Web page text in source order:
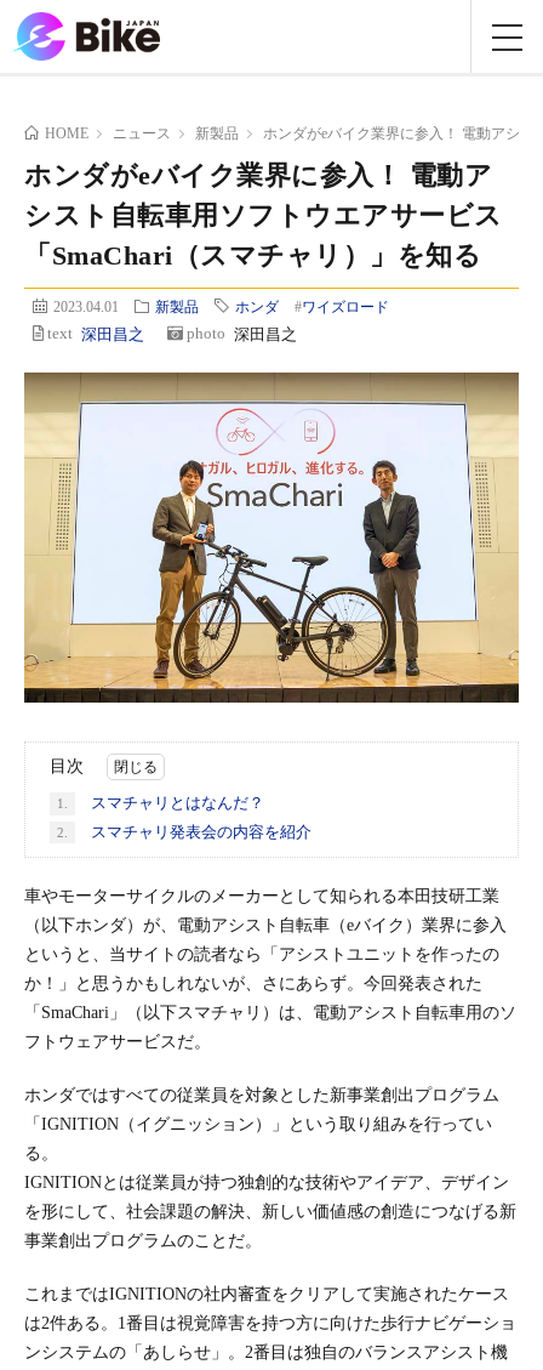
HOME ニュース 新製品 ホンダがeバイク業界に参入！ 電動アシス
ホンダがeバイク業界に参入！ 電動ア
シスト自転車用ソフトウエアサービス
「SmaChari（スマチャリ）」を知る
2023.04.01 新製品 ホンダ #ワイズロード
text 深田昌之 photo 深田昌之
目次
1. スマチャリとはなんだ？
2. スマチャリ発表会の内容を紹介
車やモーターサイクルのメーカーとして知られる本田技研工業
（以下ホンダ）が、電動アシスト自転車（eバイク）業界に参入
というと、当サイトの読者なら「アシストユニットを作ったの
か！」と思うかもしれないが、さにあらず。今回発表された
「SmaChari」（以下スマチャリ）は、電動アシスト自転車用のソ
フトウェアサービスだ。
ホンダではすべての従業員を対象とした新事業創出プログラム
「IGNITION（イグニッション）」という取り組みを行ってい
る。
IGNITIONとは従業員が持つ独創的な技術やアイデア、デザイン
を形にして、社会課題の解決、新しい価値感の創造につなげる新
事業創出プログラムのことだ。
これまではIGNITIONの社内審査をクリアして実施されたケース
は2件ある。1番目は視覚障害を持つ方に向けた歩行ナビゲーショ
ンシステムの「あしらせ」。2番目は独自のバランスアシスト機